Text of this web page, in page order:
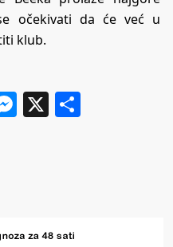
očekivati da će već u
klub.
Messenger
X